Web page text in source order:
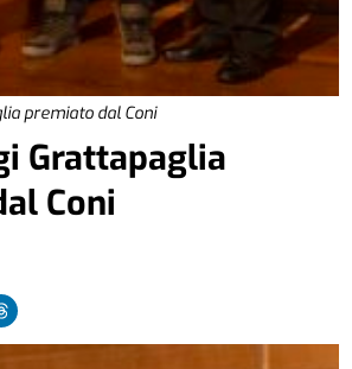
premiato dal Coni
Grattapaglia
Coni